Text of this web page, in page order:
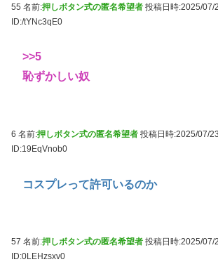
55 名前:押しボタン式の匿名希望者 投稿日時:2025/07/
ID:/tYNc3qE0
>>5
恥ずかしい奴
6 名前:押しボタン式の匿名希望者 投稿日時:2025/07/
ID:19EqVnob0
コスプレって許可いるのか
57 名前:押しボタン式の匿名希望者 投稿日時:2025/07/
ID:0LEHzsxv0